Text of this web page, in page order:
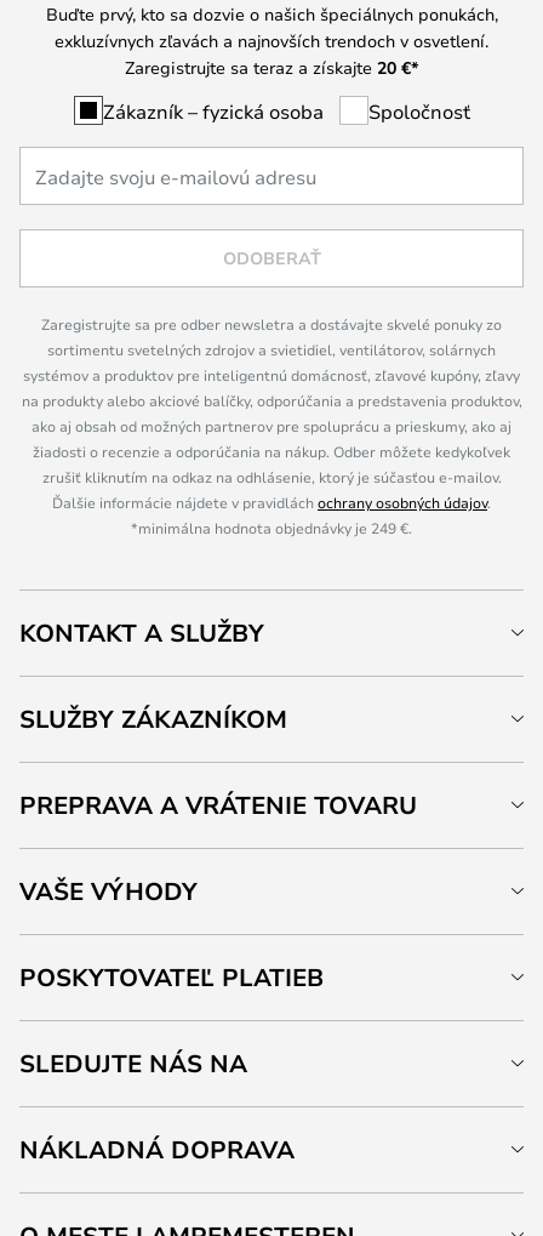
Buďte prvý, kto sa dozvie o našich špeciálnych ponukách,
exkluzívnych zľavách a najnovších trendoch v osvetlení.
Zaregistrujte sa teraz a získajte 20 €*
Zákazník – fyzická osoba Spoločnosť
ODOBERAŤ
Zaregistrujte sa pre odber newsletra a dostávajte skvelé ponuky zo
sortimentu svetelných zdrojov a svietidiel, ventilátorov, solárnych
systémov a produktov pre inteligentnú domácnosť, zľavové kupóny, zľavy
na produkty alebo akciové balíčky, odporúčania a predstavenia produktov,
ako aj obsah od možných partnerov pre spoluprácu a prieskumy, ako aj
žiadosti o recenzie a odporúčania na nákup. Odber môžete kedykoľvek
zrušiť kliknutím na odkaz na odhlásenie, ktorý je súčasťou e-mailov.
Ďalšie informácie nájdete v pravidláchochrany osobných údajov.
*minimálna hodnota objednávky je 249 €.
KONTAKT A SLUŽBY
SLUŽBY ZÁKAZNÍKOM
PREPRAVA A VRÁTENIE TOVARU
VAŠE VÝHODY
POSKYTOVATEĽ PLATIEB
SLEDUJTE NÁS NA
NÁKLADNÁ DOPRAVA